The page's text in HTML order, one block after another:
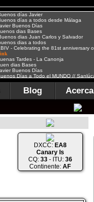
Blog Acerca
DXCC: EA8
Canary Is
CQ: 33- ITU: 36
Continente: AF